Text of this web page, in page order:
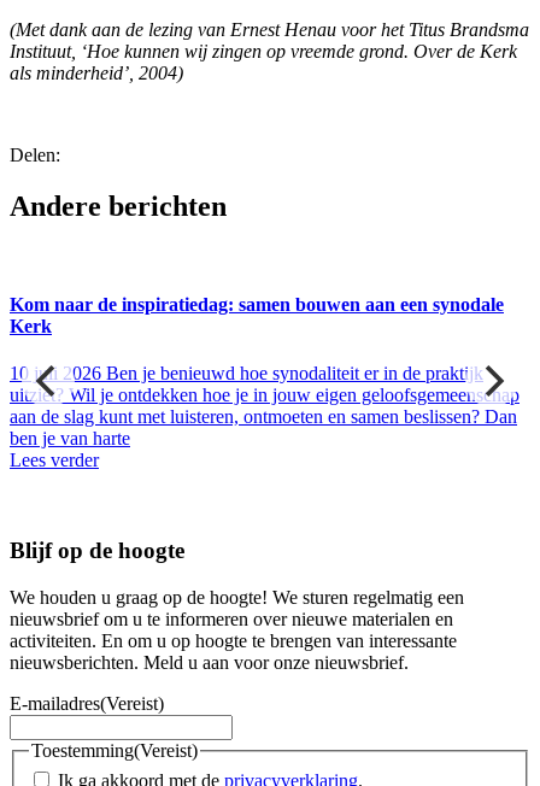
(Met dank aan de lezing van Ernest Henau voor het Titus Brandsma
Instituut, ‘Hoe kunnen wij zingen op vreemde grond. Over de Kerk
als minderheid’, 2004)
Delen:
Andere berichten
Kom naar de inspiratiedag: samen bouwen aan een synodale
Kerk
10 juli 2026 Ben je benieuwd hoe synodaliteit er in de praktijk
uitziet? Wil je ontdekken hoe je in jouw eigen geloofsgemeenschap
aan de slag kunt met luisteren, ontmoeten en samen beslissen? Dan
ben je van harte
Lees verder
Blijf op de hoogte
We houden u graag op de hoogte! We sturen regelmatig een
nieuwsbrief om u te informeren over nieuwe materialen en
activiteiten. En om u op hoogte te brengen van interessante
nieuwsberichten. Meld u aan voor onze nieuwsbrief.
E-mailadres(Vereist)
Toestemming(Vereist)
Ik ga akkoord met de privacyverklaring.